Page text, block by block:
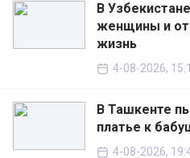
В
женщины и
жизнь
4-08-2026,
В Ташкенте
платье к
4-08-2026,